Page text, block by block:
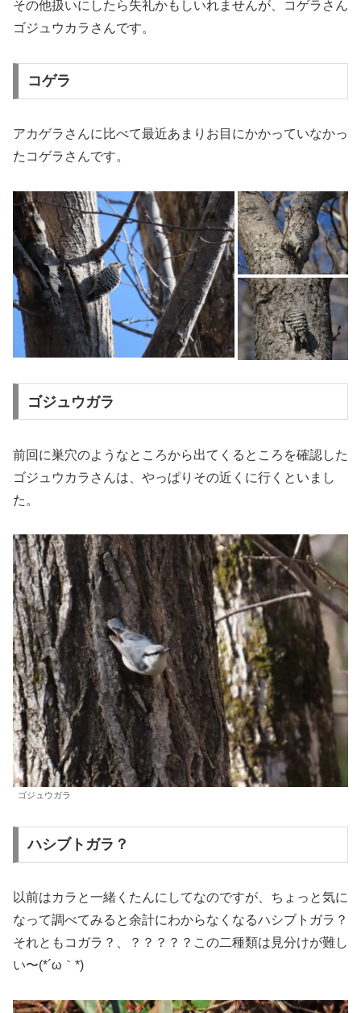
その他扱いにしたら失礼かもしいれませんが、コゲラさん
ゴジュウカラさんです。
コゲラ
アカゲラさんに比べて最近あまりお目にかかっていなかっ
たコゲラさんです。
ゴジュウガラ
前回に巣穴のようなところから出てくるところを確認した
ゴジュウカラさんは、やっぱりその近くに行くといまし
た。
ゴジュウガラ
ハシブトガラ？
以前はカラと一緒くたんにしてなのですが、ちょっと気に
なって調べてみると余計にわからなくなるハシブトガラ？
それともコガラ？、？？？？？この二種類は見分けが難し
い〜(*´ω｀*)